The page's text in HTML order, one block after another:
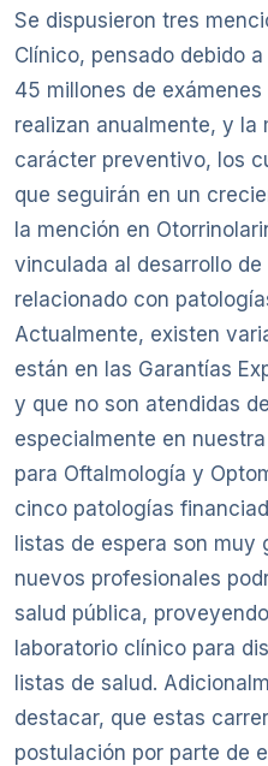
Se dispusieron tres
Clínico, pensado debido
45 millones de
realizan anualmente, y la
carácter preventivo, los
que seguirán en un
la mención en
vinculada al desarrollo
relacionado con
Actualmente, existen
están en las Garantías
y que no son atendidas
especialmente en
para Oftalmología y
cinco patologías
listas de espera son muy
nuevos profesionales
salud pública,
laboratorio clínico para
listas de salud.
destacar, que estas
postulación por parte de